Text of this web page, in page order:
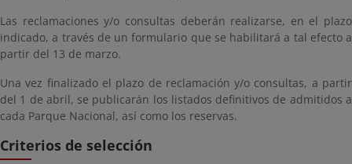
Las reclamaciones y/o consultas deberán realizarse, en el plazo
indicado, a través de un formulario que se habilitará a tal efecto a
partir del 13 de marzo.
Una vez finalizado el plazo de reclamación y/o consultas, a partir
del 1 de abril, se publicarán los listados definitivos de admitidos a
cada Parque Nacional, así como los reservas.
Criterios de selección